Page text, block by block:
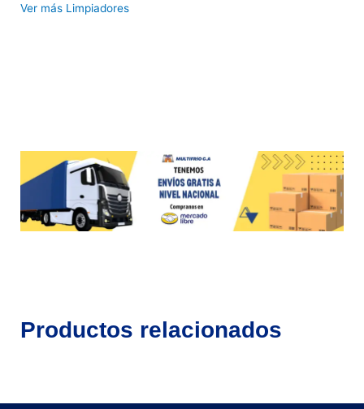
Ver más Limpiadores
Productos relacionados